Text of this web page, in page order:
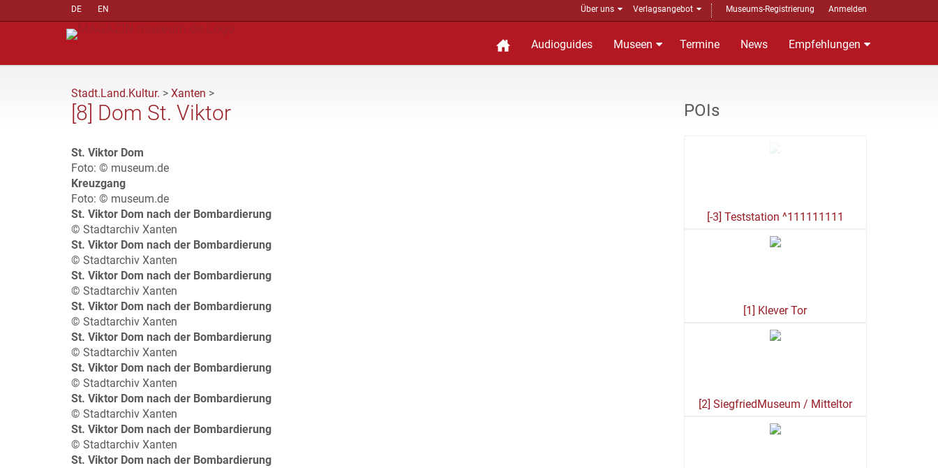
DE EN Über uns Verlagsangebot Museums-Registrierung Anmelden
Audioguides Museen Termine News Empfehlungen
Stadt.Land.Kultur. > Xanten >
[8] Dom St. Viktor
St. Viktor Dom
Foto: © museum.de
Kreuzgang
Foto: © museum.de
St. Viktor Dom nach der Bombardierung
© Stadtarchiv Xanten
St. Viktor Dom nach der Bombardierung
© Stadtarchiv Xanten
St. Viktor Dom nach der Bombardierung
© Stadtarchiv Xanten
St. Viktor Dom nach der Bombardierung
© Stadtarchiv Xanten
St. Viktor Dom nach der Bombardierung
© Stadtarchiv Xanten
St. Viktor Dom nach der Bombardierung
© Stadtarchiv Xanten
St. Viktor Dom nach der Bombardierung
© Stadtarchiv Xanten
St. Viktor Dom nach der Bombardierung
© Stadtarchiv Xanten
St. Viktor Dom nach der Bombardierung
POIs
[-3] Teststation ^111111111
[1] Klever Tor
[2] SiegfriedMuseum / Mitteltor